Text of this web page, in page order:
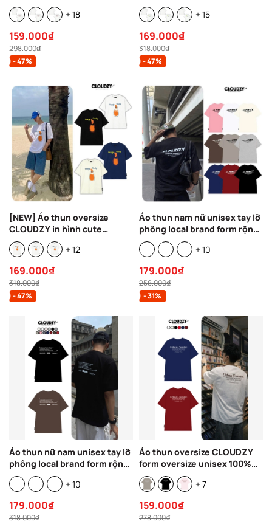
100% 250gsm dày dặn form
rộng nam nữ áo phông
streetwear DAYS
+ 18
159.000₫
298.000₫
- 47%
100% 250gsm dày dặn form
rộng nam nữ áo phông
streetwear OUTDOOR
+ 15
169.000₫
318.000₫
- 47%
[NEW] Áo thun oversize
CLOUDZY in hình cute
Cloudzy 100% cotton dày dặn
áo phông form rộng nam nữ
+ 12
169.000₫
318.000₫
- 47%
Áo thun nam nữ unisex tay lỡ
phông local brand form rộng
teen cổ tròn oversize cotton
CLOUDZY CROP
+ 10
179.000₫
258.000₫
- 31%
Áo thun nữ nam unisex tay lỡ
phông local brand form rộng
teen cổ tròn oversize
CLOUDZY BE LOVED
+ 10
179.000₫
318.000₫
Áo thun oversize CLOUDZY
form oversize unisex 100%
cotton 250GSM áo phông đi
học phong cách streetwear
+ 7
159.000₫
278.000₫